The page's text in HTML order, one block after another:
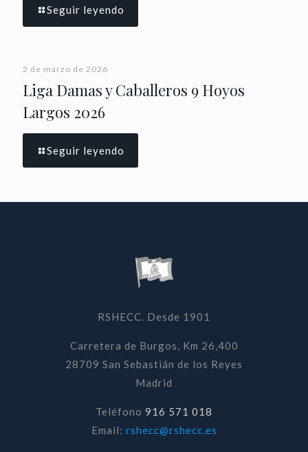
Seguir leyendo
2 de marzo de 2026
Liga Damas y Caballeros 9 Hoyos
Largos 2026
Seguir leyendo
RSHECC. Desde 1901
Carretera de Burgos, Km 26,400
28709 San Sebastián de los Reyes
Madrid
Teléfono 916 571 018
Email: rshecc@rshecc.es